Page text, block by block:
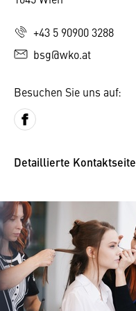
+43 5 90900 3288
bsg@wko.at
Besuchen Sie uns auf:
Detaillierte Kontaktseite